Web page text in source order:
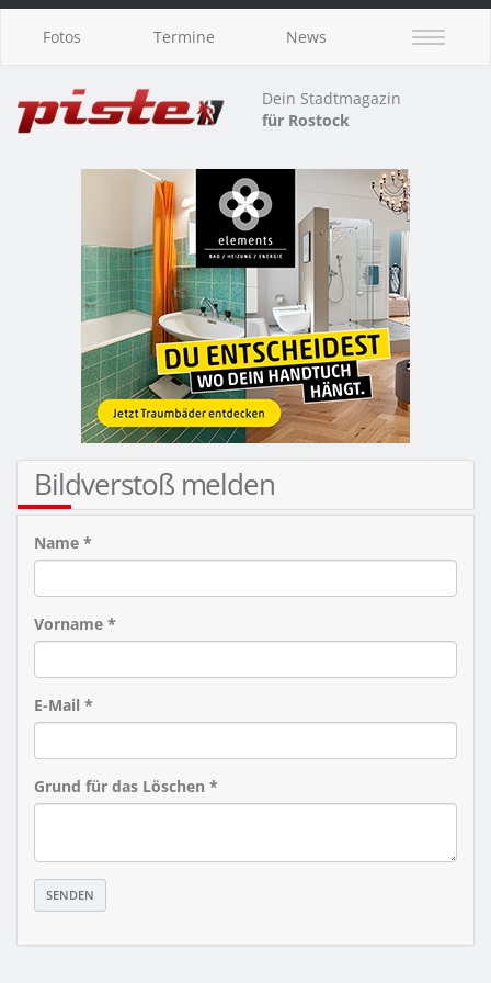
Fotos Termine News
Dein Stadtmagazin
für Rostock
Bildverstoß melden
Name *
Vorname *
E-Mail *
Grund für das Löschen *